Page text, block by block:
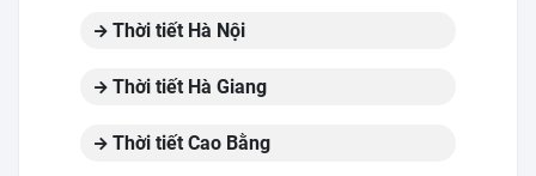
Thời tiết Hà Nội
Thời tiết Hà Giang
Thời tiết Cao Bằng